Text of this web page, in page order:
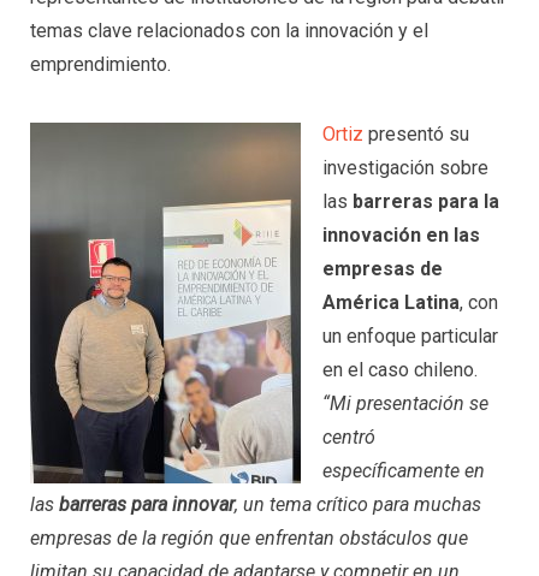
temas clave relacionados con la innovación y el
emprendimiento.
Ortiz presentó su
investigación sobre
las barreras para la
innovación en las
empresas de
América Latina, con
un enfoque particular
en el caso chileno.
“Mi presentación se
centró
específicamente en
las barreras para innovar, un tema crítico para muchas
empresas de la región que enfrentan obstáculos que